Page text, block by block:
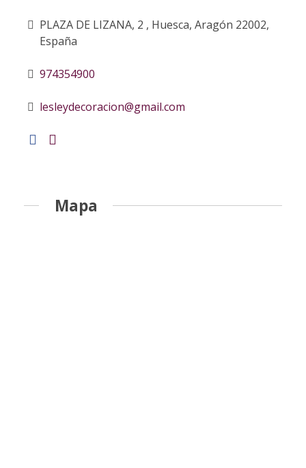
PLAZA DE LIZANA, 2 , Huesca, Aragón 22002,
España
974354900
lesleydecoracion@gmail.com
Mapa